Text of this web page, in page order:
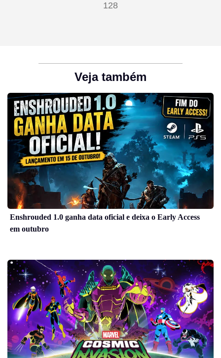
128
Veja também
Enshrouded 1.0 ganha data oficial e deixa o Early Access
em outubro